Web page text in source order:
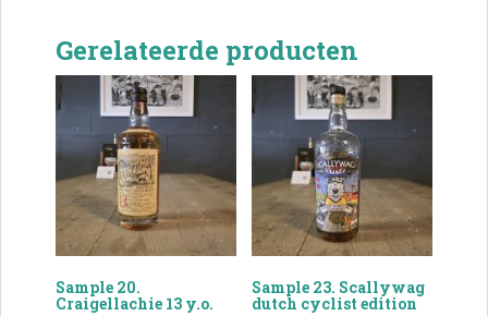
Gerelateerde producten
Sample 20.
Craigellachie 13 y.o.
Sample 23. Scallywag
dutch cyclist edition